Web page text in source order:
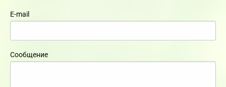
E-mail
Сообщение